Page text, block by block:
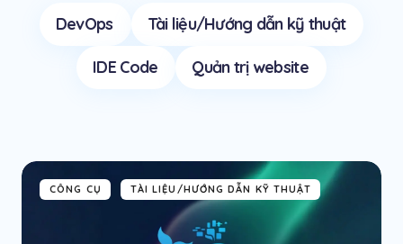
DevOps Tài liệu/Hướng dẫn kỹ thuật
IDE Code Quản trị website
CÔNG CỤ TÀI LIỆU/HƯỚNG DẪN KỸ THUẬT